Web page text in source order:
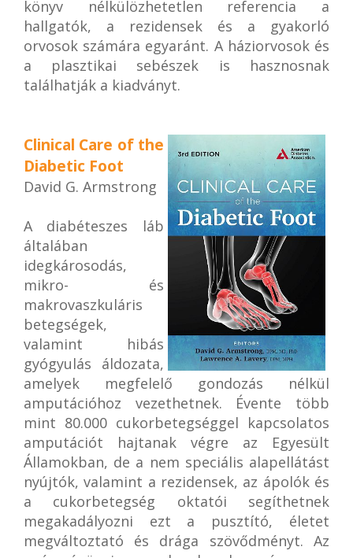
könyv nélkülözhetetlen referencia a
hallgatók, a rezidensek és a gyakorló
orvosok számára egyaránt. A háziorvosok és
a plasztikai sebészek is hasznosnak
találhatják a kiadványt.
Clinical Care of the
Diabetic Foot
David G. Armstrong
A diabéteszes láb
általában
idegkárosodás,
mikro- és
makrovaszkuláris
betegségek,
valamint hibás
gyógyulás áldozata,
amelyek megfelelő gondozás nélkül
amputációhoz vezethetnek. Évente több
mint 80.000 cukorbetegséggel kapcsolatos
amputációt hajtanak végre az Egyesült
Államokban, de a nem speciális alapellátást
nyújtók, valamint a rezidensek, az ápolók és
a cukorbetegség oktatói segíthetnek
megakadályozni ezt a pusztító, életet
megváltoztató és drága szövődményt. Az